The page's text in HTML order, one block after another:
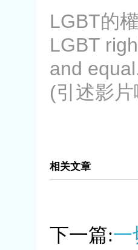
LGBT的
LGBT
and
(引述影片
相关文章
下一篇:一